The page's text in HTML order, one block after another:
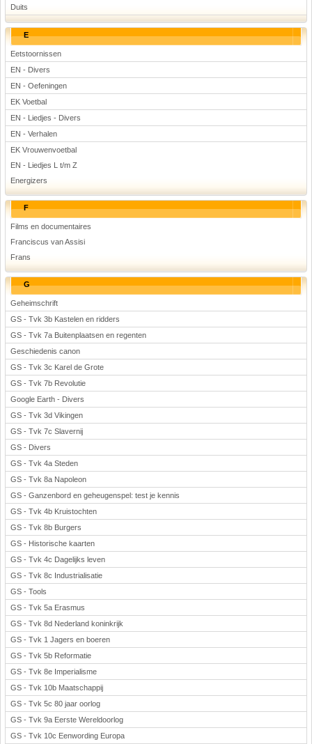
Duits
E
Eetstoornissen
EN - Divers
EN - Oefeningen
EK Voetbal
EN - Liedjes - Divers
EN - Verhalen
EK Vrouwenvoetbal
EN - Liedjes L t/m Z
Energizers
F
Films en documentaires
Franciscus van Assisi
Frans
G
Geheimschrift
GS - Tvk 3b Kastelen en ridders
GS - Tvk 7a Buitenplaatsen en regenten
Geschiedenis canon
GS - Tvk 3c Karel de Grote
GS - Tvk 7b Revolutie
Google Earth - Divers
GS - Tvk 3d Vikingen
GS - Tvk 7c Slavernij
GS - Divers
GS - Tvk 4a Steden
GS - Tvk 8a Napoleon
GS - Ganzenbord en geheugenspel: test je kennis
GS - Tvk 4b Kruistochten
GS - Tvk 8b Burgers
GS - Historische kaarten
GS - Tvk 4c Dagelijks leven
GS - Tvk 8c Industrialisatie
GS - Tools
GS - Tvk 5a Erasmus
GS - Tvk 8d Nederland koninkrijk
GS - Tvk 1 Jagers en boeren
GS - Tvk 5b Reformatie
GS - Tvk 8e Imperialisme
GS - Tvk 10b Maatschappij
GS - Tvk 5c 80 jaar oorlog
GS - Tvk 9a Eerste Wereldoorlog
GS - Tvk 10c Eenwording Europa